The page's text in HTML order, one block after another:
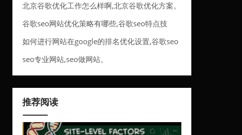
化方法。
北京谷歌优化工作怎么样啊,北京谷歌优化方案。
谷歌seo网站优化策略有哪些,谷歌seo特点技
巧。
如何进行网站在google的排名优化设置,谷歌seo
排名优化服务。
seo专业网站,seo做网站。
推荐阅读